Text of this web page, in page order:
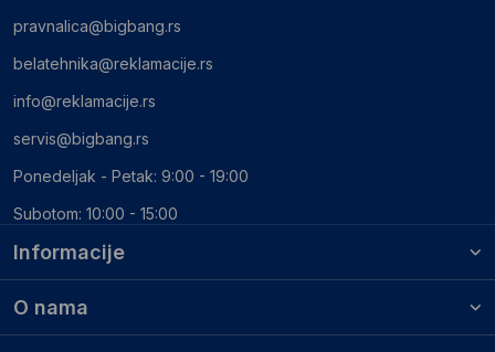
Informacije
O nama
pravnalica@bigbang.rs
belatehnika@reklamacije.rs
info@reklamacije.rs
servis@bigbang.rs
Ponedeljak - Petak: 9:00 - 19:00
Subotom: 10:00 - 15:00